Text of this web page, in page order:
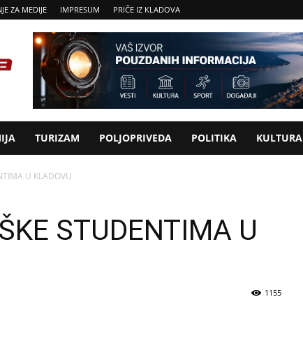
ZA MEDIJE IMPRESUM PRIČE IZ KLADOVA
TURIZAM POLJOPRIVEDA POLITIKA KULTURA
U KLADOVU
STUDENTIMA U
1155